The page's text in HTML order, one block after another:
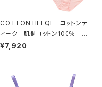
COTTONTIEEQE コットンテ
ィーク 肌側コットン100％ ソ
フトブラ ＆ ショーツセット（ピー
¥7,920